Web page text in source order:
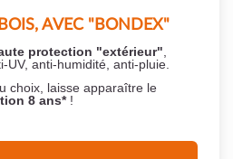
AVEC "BONDEX"
protection "extérieur"
UV, anti-humidité, anti-pluie.
choix, laisse apparaître le
8 ans*!